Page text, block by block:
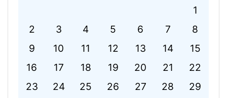
1
2
3 4 5 6 7
8
9
10 11 12 13 14
15
16
17 18 19 20 21
22
23
24 25 26 27 28
29